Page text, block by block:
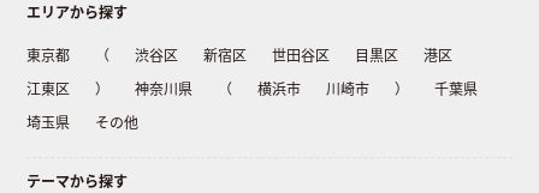
エリアから探す
東京都 （ 渋谷区 新宿区 世田谷区 目黒区
港区
江東区
） 神奈川県 （ 横浜市 川崎市 ）
千葉県
埼玉県
その他
テーマから探す